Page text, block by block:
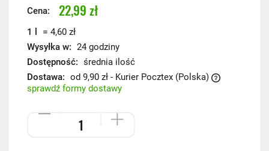
Cena: 22,99 zł
1 l = 4,60 zł
Wysyłka w: 24 godziny
Dostępność: średnia ilość
Dostawa: od 9,90 zł - Kurier Pocztex (Polska)
sprawdź formy dostawy